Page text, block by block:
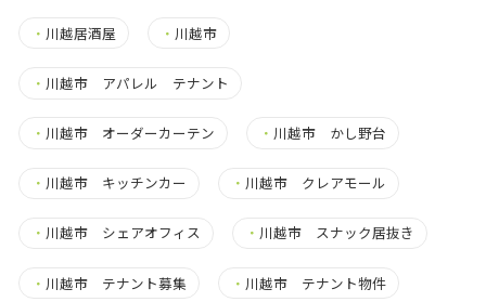
・ 川越居酒屋 ・ 川越市
・ 川越市 アパレル テナント
・ 川越市 オーダーカーテン ・ 川越市 かし野台
・ 川越市 キッチンカー ・ 川越市 クレアモール
・ 川越市 シェアオフィス ・ 川越市 スナック居抜き
・ 川越市 テナント募集 ・ 川越市 テナント物件